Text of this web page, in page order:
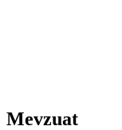
Mevzuat